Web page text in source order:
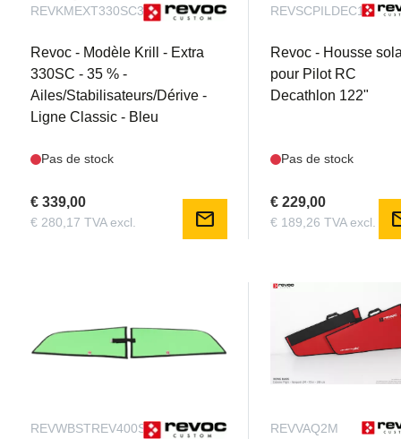
REVKMEXT330SC35WSRCLB
Revoc - Modèle Krill - Extra
330SC - 35 % -
Ailes/Stabilisateurs/Dérive -
Ligne Classic - Bleu
Pas de stock
€ 339,00
€ 280,17 TVA excl. mail
REVSCPILDEC122
Revoc - Housse
pour Pilot RC
Decathlon 122"
Pas de stock
€ 229,00
€ 189,26 TVA excl.
REVWBSTREV400S REVVAQ2M